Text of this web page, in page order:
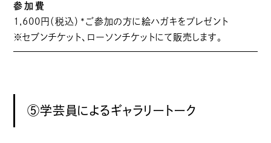
参加費
1,600円（税込）*ご参加の方に絵ハガキをプレゼント
※セブンチケット、ローソンチケットにて販売します。
⑤学芸員によるギャラリートーク